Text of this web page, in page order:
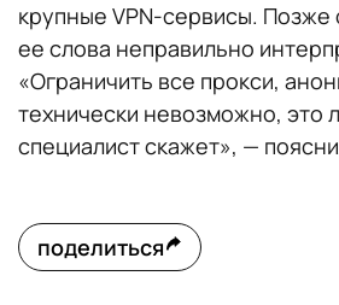
крупные VPN-сервисы. Позже
ее слова неправильно
«Ограничить все прокси,
технически невозможно, это
специалист скажет», —
поделиться